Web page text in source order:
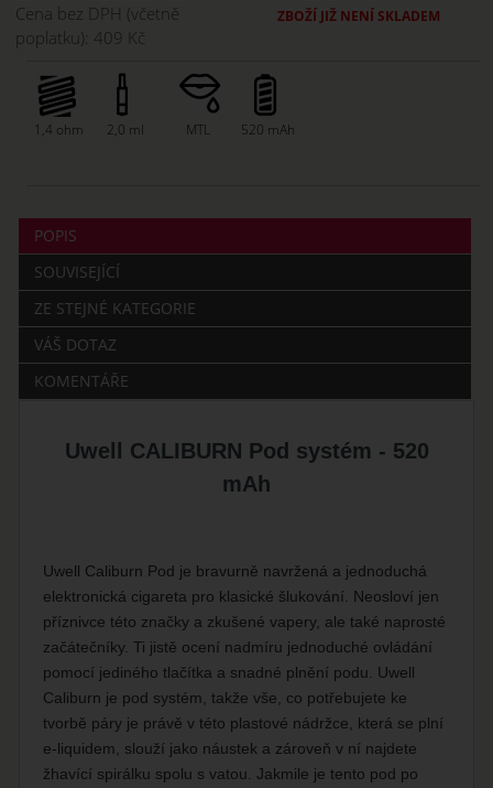
ZBOŽÍ JIŽ NENÍ SKLADEM
Cena bez DPH (včetně
poplatku): 409 Kč
1,4 ohm 2,0 ml MTL 520 mAh
POPIS
SOUVISEJÍCÍ
ZE STEJNÉ KATEGORIE
VÁŠ DOTAZ
KOMENTÁŘE
Uwell CALIBURN Pod systém - 520
mAh
Uwell Caliburn Pod je bravurně navržená a jednoduchá
elektronická cigareta pro klasické šlukování. Neosloví jen
příznivce této značky a zkušené vapery, ale také naprosté
začátečníky. Ti jistě ocení nadmíru jednoduché ovládání
pomocí jediného tlačítka a snadné plnění podu. Uwell
Caliburn je pod systém, takže vše, co potřebujete ke
tvorbě páry je právě v této plastové nádržce, která se plní
e-liquidem, slouží jako náustek a zároveň v ní najdete
žhavící spirálku spolu s vatou. Jakmile je tento pod po